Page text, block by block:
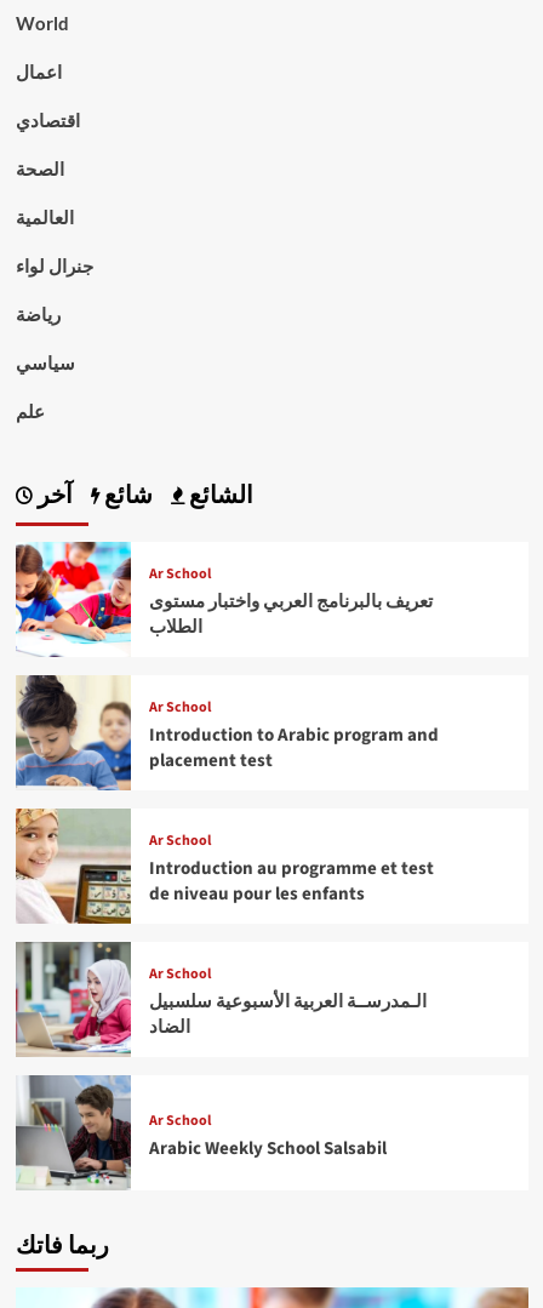
World
اعمال
اقتصادي
الصحة
العالمية
جنرال لواء
رياضة
سياسي
علم
آخر شائع الشائع
Ar School
تعريف بالبرنامج العربي واختبار مستوى
الطلاب
Ar School
Introduction to Arabic program and
placement test
Ar School
Introduction au programme et test
de niveau pour les enfants
Ar School
الـمدرســة العربية الأسبوعية سلسبيل
الضاد
Ar School
Arabic Weekly School Salsabil
ربما فاتك